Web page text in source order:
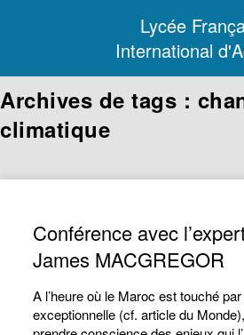
Lycée
International
Archives de tags :
climatique
Conférence avec
James MACGREGOR
A l’heure où le Maroc est touché
exceptionnelle (cf. article du